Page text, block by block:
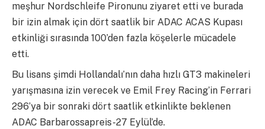
meşhur Nordschleife Pironunu ziyaret etti ve burada
bir izin almak için dört saatlik bir ADAC ACAS Kupası
etkinliği sırasında 100’den fazla köşelerle mücadele
etti.
Bu lisans şimdi Hollandalı’nın daha hızlı GT3 makineleri
yarışmasına izin verecek ve Emil Frey Racing’in Ferrari
296’ya bir sonraki dört saatlik etkinlikte beklenen
ADAC Barbarossapreis-27 Eylül’de.